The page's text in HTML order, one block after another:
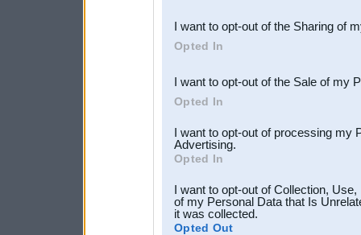
Downstream Participants
third parties.
I want to opt-out of the Sharing of
Opted In
I want to opt-out of the Sale of my
Opted In
I want to opt-out of processing my
Advertising.
Opted In
I want to opt-out of Collection,
of my Personal Data that Is
it was collected.
Opted Out